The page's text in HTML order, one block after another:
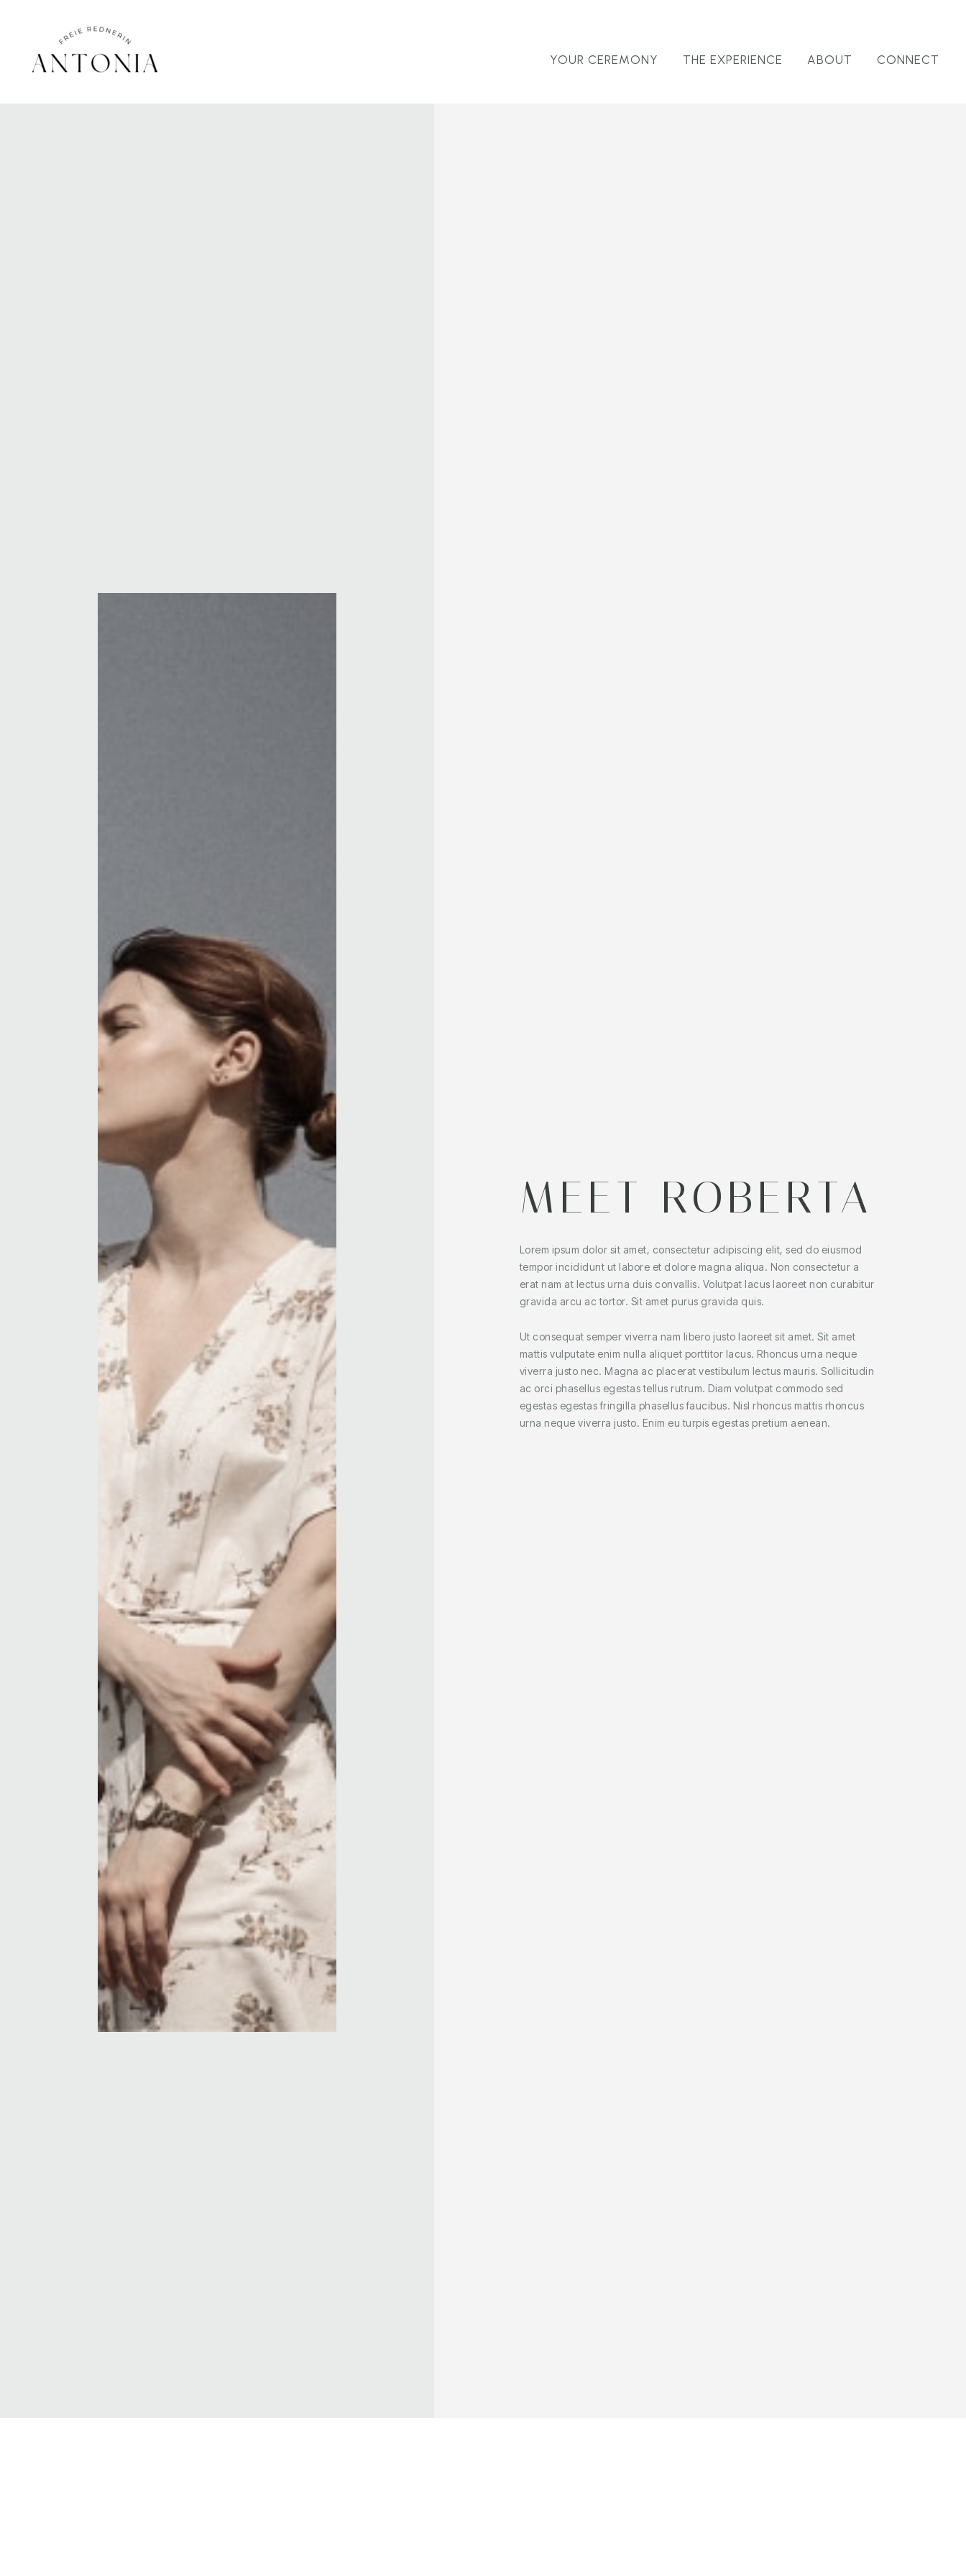
YOUR CEREMONY THE EXPERIENCE ABOUT CONNECT
MEET ROBERTA
Lorem ipsum dolor sit amet, consectetur adipiscing elit, sed do eiusmod
tempor incididunt ut labore et dolore magna aliqua. Non consectetur a
erat nam at lectus urna duis convallis. Volutpat lacus laoreet non curabitur
gravida arcu ac tortor. Sit amet purus gravida quis.
Ut consequat semper viverra nam libero justo laoreet sit amet. Sit amet
mattis vulputate enim nulla aliquet porttitor lacus. Rhoncus urna neque
viverra justo nec. Magna ac placerat vestibulum lectus mauris. Sollicitudin
ac orci phasellus egestas tellus rutrum. Diam volutpat commodo sed
egestas egestas fringilla phasellus faucibus. Nisl rhoncus mattis rhoncus
urna neque viverra justo. Enim eu turpis egestas pretium aenean.